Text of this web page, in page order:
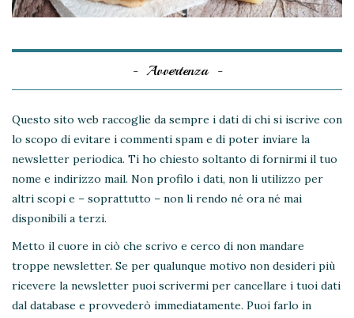
Avvertenza
Questo sito web raccoglie da sempre i dati di chi si iscrive con
lo scopo di evitare i commenti spam e di poter inviare la
newsletter periodica. Ti ho chiesto soltanto di fornirmi il tuo
nome e indirizzo mail. Non profilo i dati, non li utilizzo per
altri scopi e – soprattutto – non li rendo né ora né mai
disponibili a terzi.
Metto il cuore in ciò che scrivo e cerco di non mandare
troppe newsletter. Se per qualunque motivo non desideri più
ricevere la newsletter puoi scrivermi per cancellare i tuoi dati
dal database e provvederò immediatamente. Puoi farlo in